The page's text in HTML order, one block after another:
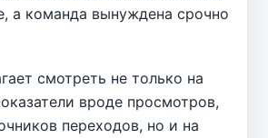
а команда вынуждена срочно
смотреть не только на
вроде просмотров,
переходов, но и на